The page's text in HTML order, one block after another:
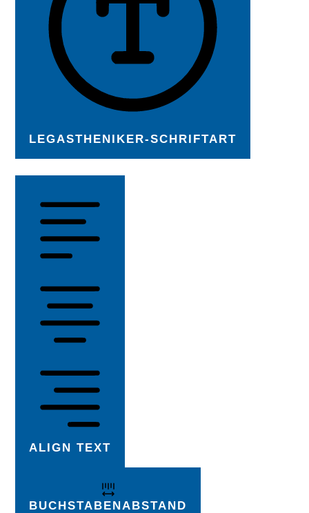
LEGASTHENIKER-SCHRIFTART
ALIGN TEXT
BUCHSTABENABSTAND